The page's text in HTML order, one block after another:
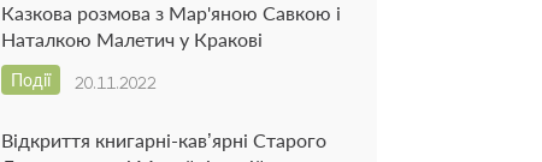
Казкова розмова з Мар'яною Савкою і
Наталкою Малетич у Кракові
20.11.2022
Події
Відкриття книгарні-кав’ярні Старого